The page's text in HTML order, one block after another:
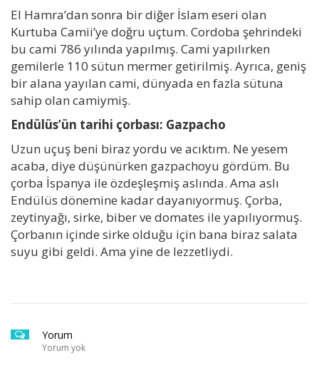
El Hamra’dan sonra bir diğer İslam eseri olan
Kurtuba Camii’ye doğru uçtum. Cordoba şehrindeki
bu cami 786 yılında yapılmış. Cami yapılırken
gemilerle 110 sütun mermer getirilmiş. Ayrıca, geniş
bir alana yayılan cami, dünyada en fazla sütuna
sahip olan camiymiş.
Endülüs’ün tarihi çorbası: Gazpacho
Uzun uçuş beni biraz yordu ve acıktım. Ne yesem
acaba, diye düşünürken gazpachoyu gördüm. Bu
çorba İspanya ile özdeşleşmiş aslında. Ama aslı
Endülüs dönemine kadar dayanıyormuş. Çorba,
zeytinyağı, sirke, biber ve domates ile yapılıyormuş.
Çorbanın içinde sirke olduğu için bana biraz salata
suyu gibi geldi. Ama yine de lezzetliydi.
Yorum
Yorum yok